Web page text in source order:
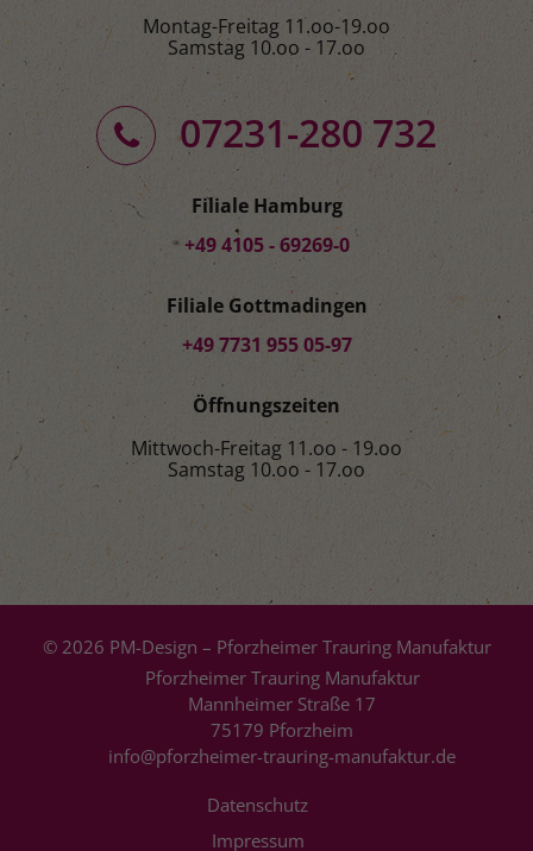
Montag-Freitag 11.oo-19.oo
Samstag 10.oo - 17.oo
07231-280 732
Filiale Hamburg
+49 4105 - 69269-0
Filiale Gottmadingen
+49 7731 955 05-97
Öffnungszeiten
Mittwoch-Freitag 11.oo - 19.oo
Samstag 10.oo - 17.oo
© 2026 PM-Design – Pforzheimer Trauring Manufaktur
Pforzheimer Trauring Manufaktur
Mannheimer Straße 17
75179 Pforzheim
info@pforzheimer-trauring-manufaktur.de
Datenschutz
Impressum